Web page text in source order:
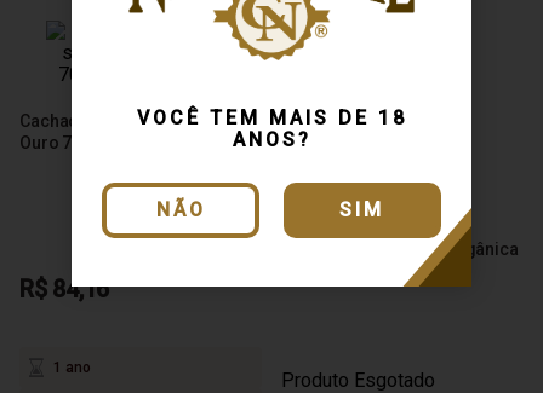
VOCÊ TEM MAIS DE 18
ANOS?
NÃO SIM
Cachaça Vale Do Sol Orgânico
Ouro 700ml
R$ 84,16
1 ano
Cachaça Vale Do Sol Orgânica
Produto Esgotado